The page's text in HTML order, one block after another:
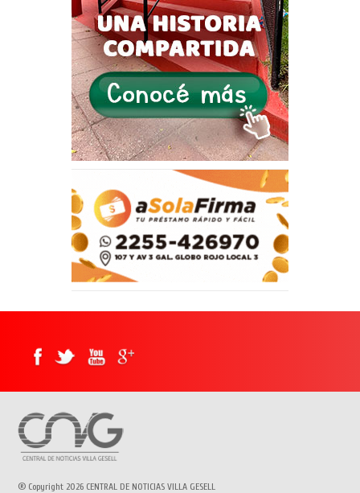
® Copyright 2026 CENTRAL DE NOTICIAS VILLA GESELL